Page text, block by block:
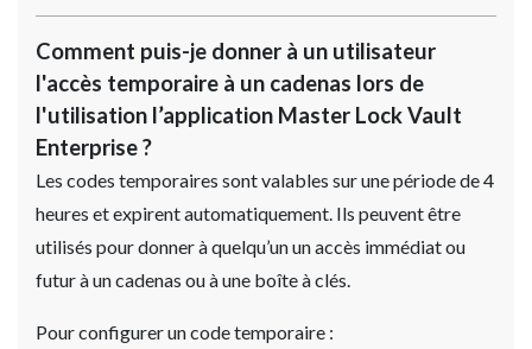
Comment puis-je donner à un utilisateur
l'accès temporaire à un cadenas lors de
l'utilisation l’application Master Lock Vault
Enterprise ?
Les codes temporaires sont valables sur une période de 4
heures et expirent automatiquement. Ils peuvent être
utilisés pour donner à quelqu’un un accès immédiat ou
futur à un cadenas ou à une boîte à clés.
Pour configurer un code temporaire :